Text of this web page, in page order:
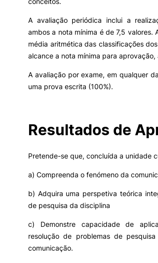
Tunas Académicas
Missão e objetivos
Cartão Alumni
Portal de Emprego
PROJETOS
Impulso Jovens
Farm4Future
inov3p – Centro
Oferta Formativa
A avaliação periódica inclui a
ambos a nota mínima é de 7,5 valores.
média aritmética das classificações
alcance a nota mínima para
A avaliação por exame, em qualquer
uma prova escrita (100%).
Resultados de
Pretende-se que, concluída a unidade
a) Compreenda o fenómeno da
b) Adquira uma perspetiva teórica
de pesquisa da disciplina
c) Demonstre capacidade de
resolução de problemas de
comunicação.